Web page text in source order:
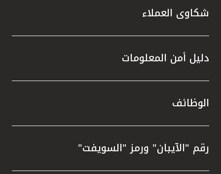
شكاوى العملاء
دليل أمن المعلومات
الوظائف
رقم "الآيبان" ورمز "السويفت"